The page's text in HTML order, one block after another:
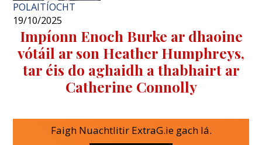
POLAITÍOCHT
19/10/2025
Impíonn Enoch Burke ar dhaoine
vótáil ar son Heather Humphreys,
tar éis do aghaidh a thabhairt ar
Catherine Connolly
Faigh Nuachtlitir ExtraG.ie gach lá.